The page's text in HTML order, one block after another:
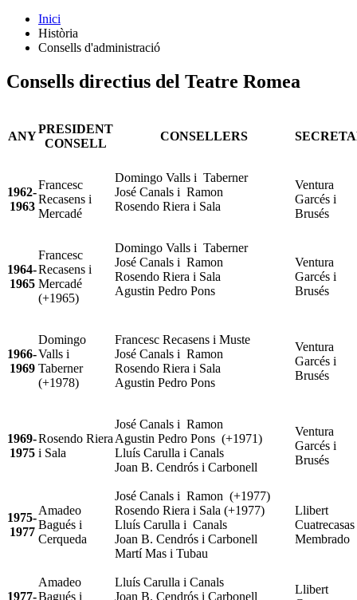
Inici
Història
Consells d'administració
Consells directius del Teatre Romea
ANY
PRESIDENT
CONSELL
CONSELLERS
1962-
1963
Francesc
Recasens i
Mercadé
Domingo Valls i Taberner
José Canals i Ramon
Rosendo Riera i Sala
Ventura
Garcés i
Brusés
1964-
1965
Francesc
Recasens i
Mercadé
(+1965)
Domingo Valls i Taberner
José Canals i Ramon
Rosendo Riera i Sala
Agustin Pedro Pons
Ventura
Garcés i
Brusés
1966-
1969
Domingo
Valls i
Taberner
(+1978)
Francesc Recasens i Muste
José Canals i Ramon
Rosendo Riera i Sala
Agustin Pedro Pons
Ventura
Garcés i
Brusés
1969-
1975
Rosendo Riera
i Sala
José Canals i Ramon
Agustin Pedro Pons (+1971)
Lluís Carulla i Canals
Joan B. Cendrós i Carbonell
Ventura
Garcés i
Brusés
1975-
1977
Amadeo
Bagués i
Cerqueda
José Canals i Ramon (+1977)
Rosendo Riera i Sala (+1977)
Lluís Carulla i Canals
Joan B. Cendrós i Carbonell
Martí Mas i Tubau
Llibert
Cuatrecasas
Membrado
1977-
Amadeo
Bagués i
Lluís Carulla i Canals
Joan B. Cendrós i Carbonell
Llibert